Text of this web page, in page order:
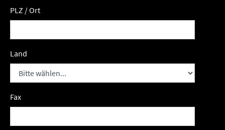
PLZ / Ort
Land
Fax